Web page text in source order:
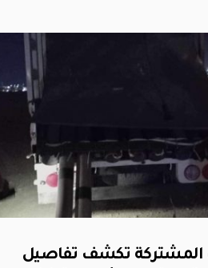
المشتركة تكشف تفاصيل